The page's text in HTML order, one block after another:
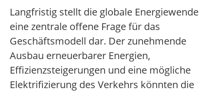
Langfristig stellt die globale Energiewende
eine zentrale offene Frage für das
Geschäftsmodell dar. Der zunehmende
Ausbau erneuerbarer Energien,
Effizienzsteigerungen und eine mögliche
Elektrifizierung des Verkehrs könnten die